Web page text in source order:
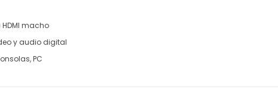
macho
y audio digital
PC